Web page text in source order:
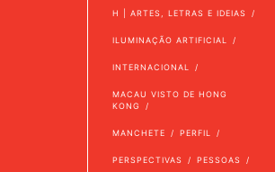
H | ARTES, LETRAS E IDEIAS
ILUMINAÇÃO ARTIFICIAL
INTERNACIONAL
MACAU VISTO DE HONG
KONG
MANCHETE PERFIL
PERSPECTIVAS PESSOAS